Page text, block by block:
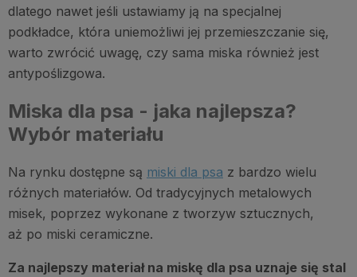
dlatego nawet jeśli ustawiamy ją na specjalnej
podkładce, która uniemożliwi jej przemieszczanie się,
warto zwrócić uwagę, czy sama miska również jest
antypoślizgowa.
Miska dla psa - jaka najlepsza?
Wybór materiału
Na rynku dostępne są miski dla psa z bardzo wielu
różnych materiałów. Od tradycyjnych metalowych
misek, poprzez wykonane z tworzyw sztucznych,
aż po miski ceramiczne.
Za najlepszy materiał na miskę dla psa uznaje się stal